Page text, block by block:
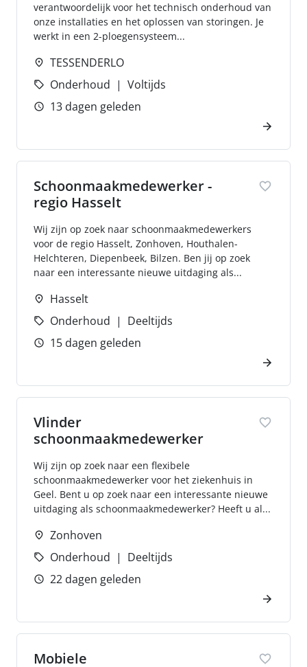
verantwoordelijk voor het technisch onderhoud van
onze installaties en het oplossen van storingen. Je
werkt in een 2-ploegensysteem...
TESSENDERLO
Onderhoud
Voltijds
13 dagen geleden
Schoonmaakmedewerker -
regio Hasselt
Wij zijn op zoek naar schoonmaakmedewerkers
voor de regio Hasselt, Zonhoven, Houthalen-
Helchteren, Diepenbeek, Bilzen. Ben jij op zoek
naar een interessante nieuwe uitdaging als...
Hasselt
Onderhoud
Deeltijds
15 dagen geleden
Vlinder
schoonmaakmedewerker
Wij zijn op zoek naar een flexibele
schoonmaakmedewerker voor het ziekenhuis in
Geel. Bent u op zoek naar een interessante nieuwe
uitdaging als schoonmaakmedewerker? Heeft u al...
Zonhoven
Onderhoud
Deeltijds
22 dagen geleden
Mobiele